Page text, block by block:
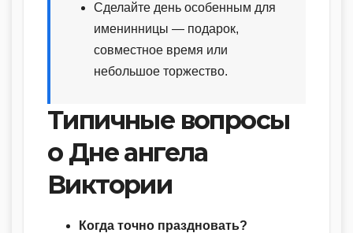
Сделайте день особенным для
именинницы — подарок,
совместное время или
небольшое торжество.
Типичные вопросы
о Дне ангела
Виктории
Когда точно праздновать?